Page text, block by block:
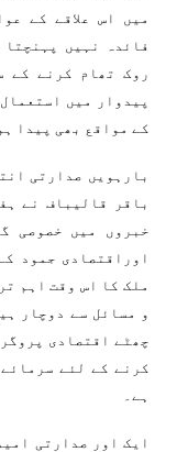
میں اس علاقے کے
فائدہ نہیں
روک تھام کرنے کے
پیدوار میں
کے مواقع بھی پیدا
بارہویں صدارتی
باقر قالیباف نے
خبروں میں خصوصی
اوراقتصادی جمود
ملک کا اس وقت اہم
و مسائل سے دوچار
چھٹے اقتصادی
کرنے کے لئے
ہے۔
ایک اور صدارتی